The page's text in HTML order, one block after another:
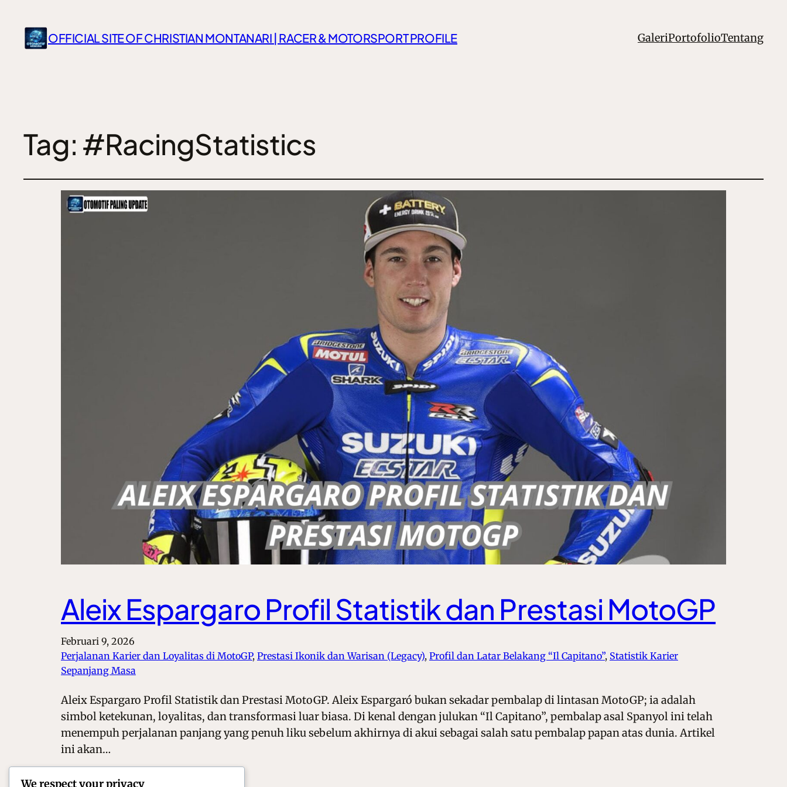
OFFICIAL SITE OF CHRISTIAN MONTANARI | RACER & MOTORSPORT PROFILE GaleriPortofolioTentang
Tag: #RacingStatistics
Aleix Espargaro Profil Statistik dan Prestasi MotoGP
Februari 9, 2026
Perjalanan Karier dan Loyalitas di MotoGP, Prestasi Ikonik dan Warisan (Legacy), Profil dan Latar Belakang “Il Capitano”, Statistik Karier
Sepanjang Masa
Aleix Espargaro Profil Statistik dan Prestasi MotoGP. Aleix Espargaró bukan sekadar pembalap di lintasan MotoGP; ia adalah
simbol ketekunan, loyalitas, dan transformasi luar biasa. Di kenal dengan julukan “Il Capitano”, pembalap asal Spanyol ini telah
menempuh perjalanan panjang yang penuh liku sebelum akhirnya di akui sebagai salah satu pembalap papan atas dunia. Artikel
ini akan…
We respect your privacy